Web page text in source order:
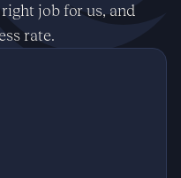
job for us, and
rate.